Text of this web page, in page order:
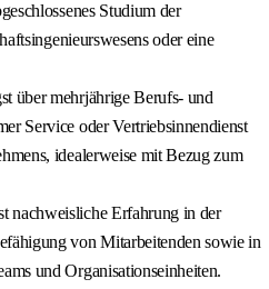
Studium der
oder eine
über mehrjährige Berufs- und
Service oder Vertriebsinnendienst
idealerweise mit Bezug zum
nachweisliche Erfahrung in der
von Mitarbeitenden sowie in
und Organisationseinheiten.